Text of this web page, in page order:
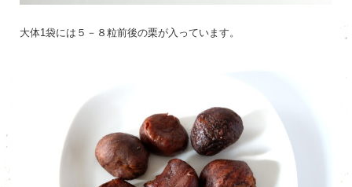
大体1袋には５－８粒前後の栗が入っています。